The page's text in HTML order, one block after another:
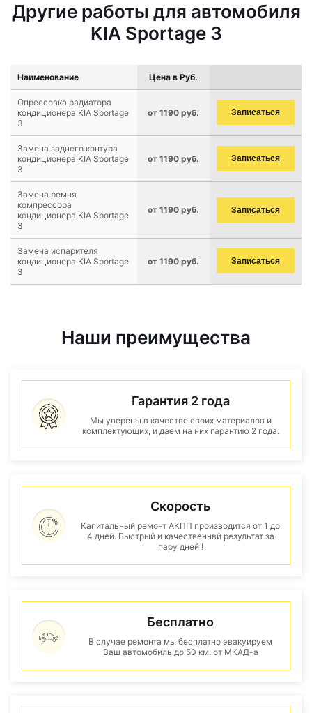
Другие работы для автомобиля
KIA Sportage 3
Наименование Цена в Руб.
Опрессовка радиатора
кондиционера KIA Sportage
3
от 1190 руб. Записаться
Замена заднего контура
кондиционера KIA Sportage
3
от 1190 руб. Записаться
Замена ремня
компрессора
кондиционера KIA Sportage
3
от 1190 руб. Записаться
Замена испарителя
кондиционера KIA Sportage
3
от 1190 руб. Записаться
Наши преимущества
Гарантия 2 года
Мы уверены в качестве своих материалов и
комплектующих, и даем на них гарантию 2 года.
Скорость
Капитальный ремонт АКПП производится от 1 до
4 дней. Быстрый и качественнвй результат за
пару дней !
Бесплатно
В случае ремонта мы бесплатно эвакуируем
Ваш автомобиль до 50 км. от МКАД-а